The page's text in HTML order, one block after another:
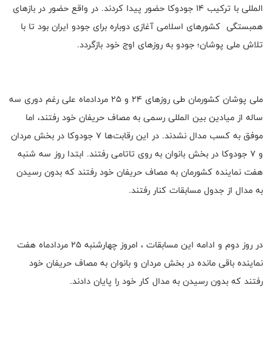
المللی با ترکیب 14 جودوکا حضور پیدا کردند. در واقع حضور در بازهای
همبستگی کشورهای اسلامی آغازی دوباره برای جودو ایران بود تا با
تلاش ملی پوشان؛ جودو به روزهای اوج خود بازگردد.
ملی پوشان کشورمان طی روزهای 24 و 25 مردادماه علی رغم دوری سه
ساله از میادین بین المللی رسمی به مصاف حریفان خود رفتند، اما
موفق به کسب مدال نشدند. در این رقابت‌ها 7 جودوکا در بخش مردان
و 7 جودوکا در بخش بانوان به روی تاتامی رفتند. ابتدا روز سه شنبه
هفت نماینده کشورمان به مصاف حریفان خود رفتند که بدون رسیدن
به مدال از جدول مسابقات کنار رفتند.
در روز دوم و ادامه این مسابقات ،‌ امروز چهارشنبه 25 مردادماه هفت
نماینده باقی مانده در بخش مردان و بانوان به مصاف حریفان خود
رفتند که بدون رسیدن به مدال کار خود را پایان دادند.